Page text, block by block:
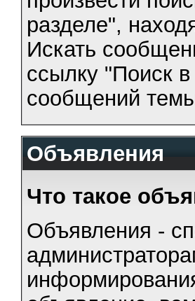
разделе",
Искать
ссылку "Поиск
сообщений
Объявления
Что такое
Объявления -